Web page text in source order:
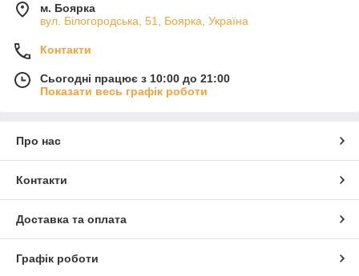
м. Боярка
вул. Білогородська, 51, Боярка, Україна
Контакти
Сьогодні працює з 10:00 до 21:00
Показати весь графік роботи
Про нас
Контакти
Доставка та оплата
Графік роботи